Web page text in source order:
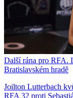
Další rána pro RFA.
Bratislavském hradě
Joilton Lutterbach
RFA 32 proti